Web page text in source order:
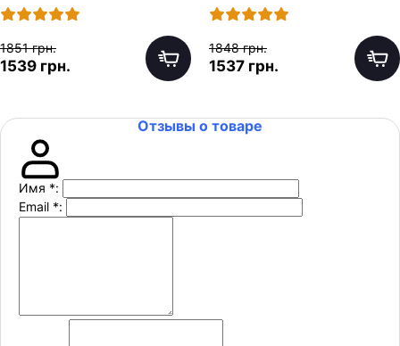
1851 грн.
1539 грн.
1848 грн.
1537 грн.
Отзывы о товаре
Имя *:
Email *: